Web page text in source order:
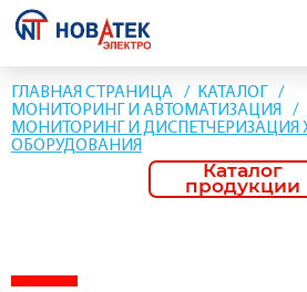
ГЛАВНАЯ СТРАНИЦА
КАТАЛОГ
МОНИТОРИНГ И АВТОМАТИЗАЦИЯ
МОНИТОРИНГ И
ОБОРУДОВАНИЯ
Каталог
продукции